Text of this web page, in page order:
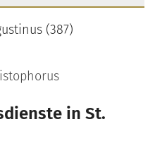
2026
(387)
in St.